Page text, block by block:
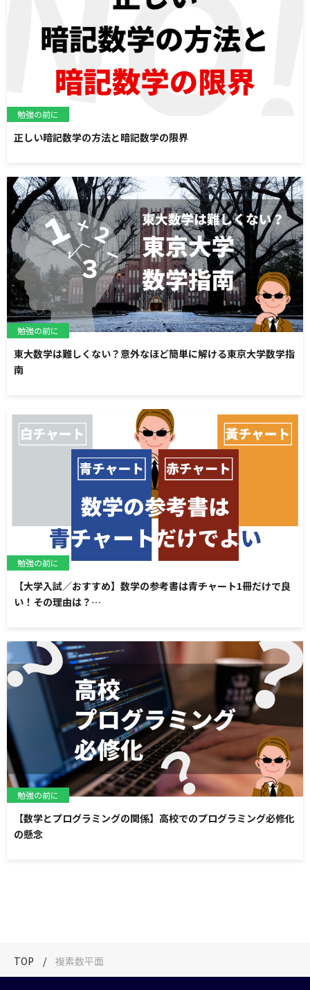
正しい暗記数学の方法と暗記数学の限界
勉強の前に
東大数学は難しくない？意外なほど簡単に解ける東京大学数学指
南
勉強の前に
【大学入試／おすすめ】数学の参考書は青チャート1冊だけで良
い！その理由は？…
勉強の前に
【数学とプログラミングの関係】高校でのプログラミング必修化
の懸念
勉強の前に
TOP 複素数平面